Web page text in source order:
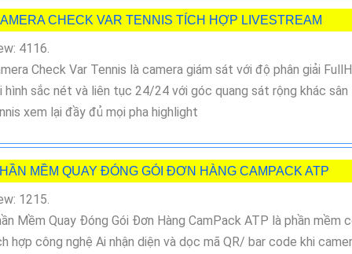
CHECK VAR TENNIS TÍCH HỢP LIVESTREAM
4116.
Check Var Tennis là camera giám sát với độ phân giải
hình sắc nét và liên tục 24/24 với góc quang sát rộng khác sân
xem lại đầy đủ mọi pha highlight
MỀM QUAY ĐÓNG GÓI ĐƠN HÀNG CAMPACK ATP
1215.
Mềm Quay Đóng Gói Đơn Hàng CamPack ATP là phần mềm
hợp công nghệ Ai nhận diện và dọc mã QR/ bar code khi